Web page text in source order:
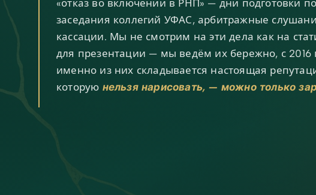
«отказ во включении в РНП» — дни подготовки
заседания коллегий УФАС, арбитражные
кассации. Мы не смотрим на эти дела как на
для презентации — мы ведём их бережно, с 2016
именно из них складывается настоящая
которую нельзя нарисовать, — можно только